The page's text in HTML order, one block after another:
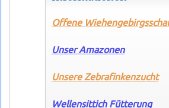
Offene
Unser Amazonen
Unsere Zebrafinkenzucht
Wellensittich Fütterung